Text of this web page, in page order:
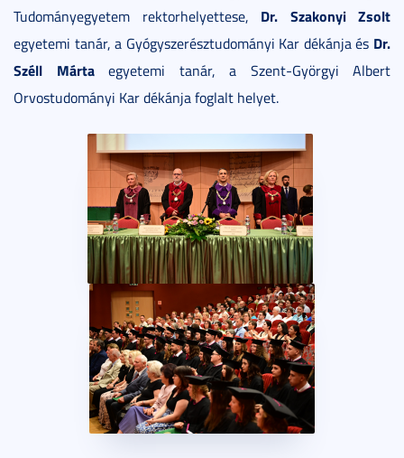
Tudományegyetem rektorhelyettese, Dr. Szakonyi Zsolt
egyetemi tanár, a Gyógyszerésztudományi Kar dékánja és Dr.
Széll Mártaegyetemi tanár, a Szent-Györgyi Albert
Orvostudományi Kar dékánja foglalt helyet.